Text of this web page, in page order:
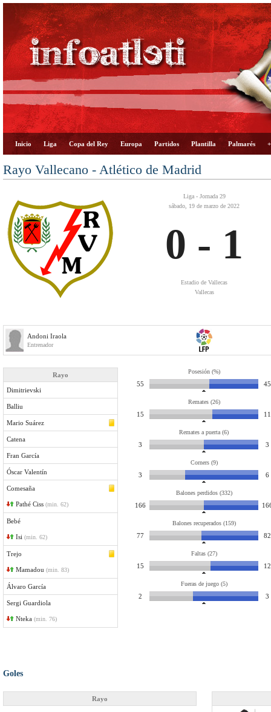
Inicio Liga Copa del Rey Europa Partidos Plantilla Palmarés
Rayo Vallecano - Atlético de Madrid
Liga - Jornada 29
sábado, 19 de marzo de 2022
0 - 1
Estadio de Vallecas
Vallecas
Andoni Iraola
Entrenador
Rayo
Dimitrievski
Balliu
Mario Suárez
Catena
Fran García
Óscar Valentín
Comesaña
Pathé Ciss (min. 62)
Bebé
Isi (min. 62)
Trejo
Mamadou (min. 83)
Álvaro García
Sergi Guardiola
Nteka (min. 76)
Posesión (%)
55 45
Remates (26)
15 11
Remates a puerta (6)
3 3
Corners (9)
3 6
Balones perdidos (332)
166
Balones recuperados (159)
77 82
Faltas (27)
15 12
Fueras de juego (5)
2 3
Goles
Rayo